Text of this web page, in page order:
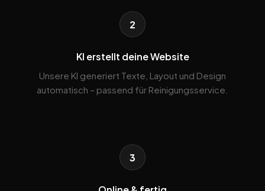
2
KI erstellt deine Website
Unsere KI generiert Texte, Layout und Design
automatisch – passend für Reinigungsservice.
3